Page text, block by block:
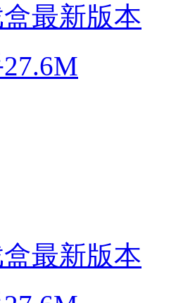
最新版本
27.6M
最新版本